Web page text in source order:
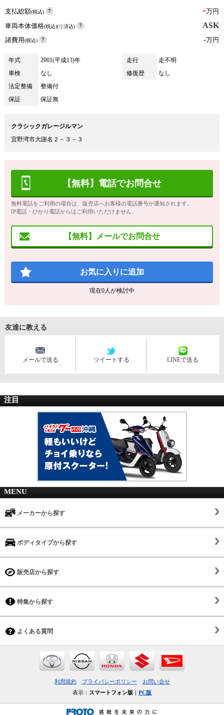
支払総額(税込) -万円
車両本体価格(税込)(リ済込) ASK
諸費用(税込) -万円
年式 2001(平成13)年 走行
走不明
車検
なし 修復歴
なし
法定整備
整備付
保証
保証無
クラシックガレージルマン
宜野湾市大謝名２－３－３
【無料】電話でお問合せ
無料電話をご利用の場合は、販売店へお客様の電話番号が通知されます。
IP電話・ひかり電話からはご利用いただけません。
【無料】メールでお問合せ
お気に入りに追加
現在0人が検討中
友達に教える
メールで送る ツイートする LINEで送る
注目
MENU
メーカーから探す
ボディタイプから探す
販売店から探す
特集から探す
よくある質問
利用規約 プライバシーポリシー
お問い合せ
表示： スマートフォン版 ｜ PC版